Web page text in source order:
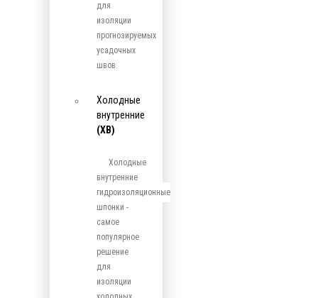
для
изоляции
прогнозируемых
усадочных
швов.
Холодные
внутренние
(ХВ)
Холодные
внутренние
гидроизоляционные
шпонки -
самое
популярное
решение
для
изоляции